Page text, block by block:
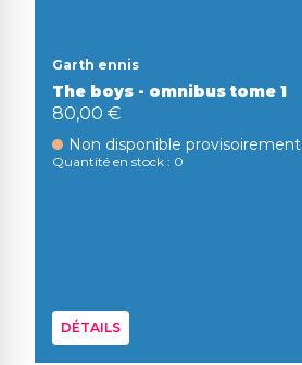
Garth ennis
The boys - omnibus tome 1
80,00 €
Non disponible provisoirement
Quantité en stock : 0
DÉTAILS